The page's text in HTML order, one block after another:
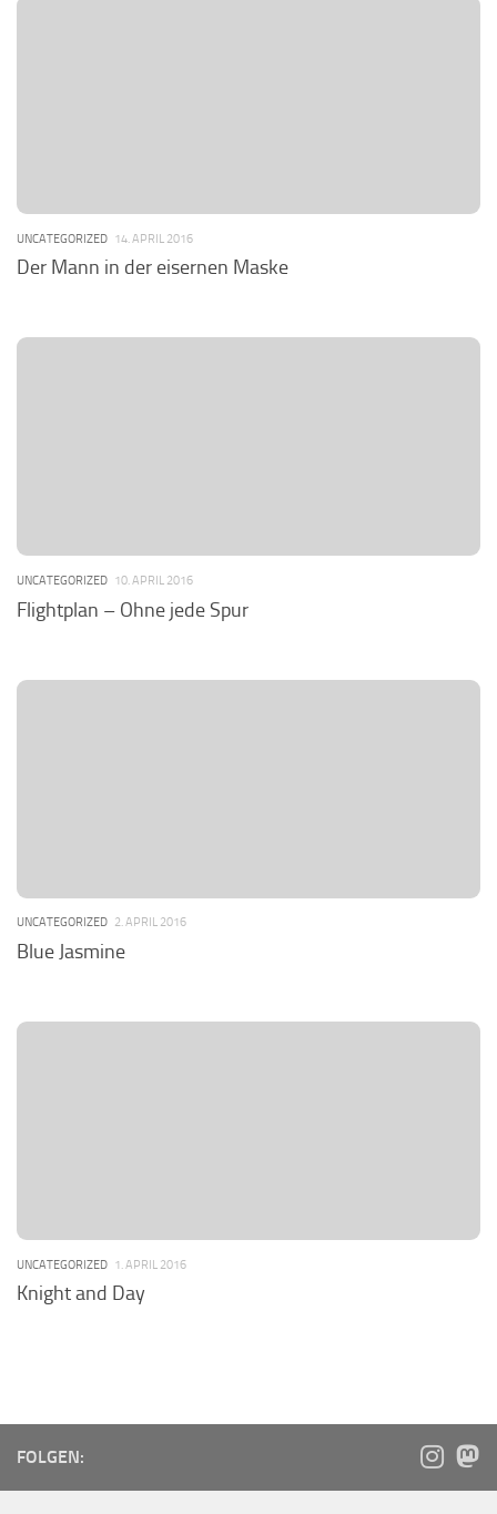
UNCATEGORIZED 14. APRIL 2016
Der Mann in der eisernen Maske
UNCATEGORIZED 10. APRIL 2016
Flightplan – Ohne jede Spur
UNCATEGORIZED 2. APRIL 2016
Blue Jasmine
UNCATEGORIZED 1. APRIL 2016
Knight and Day
FOLGEN: